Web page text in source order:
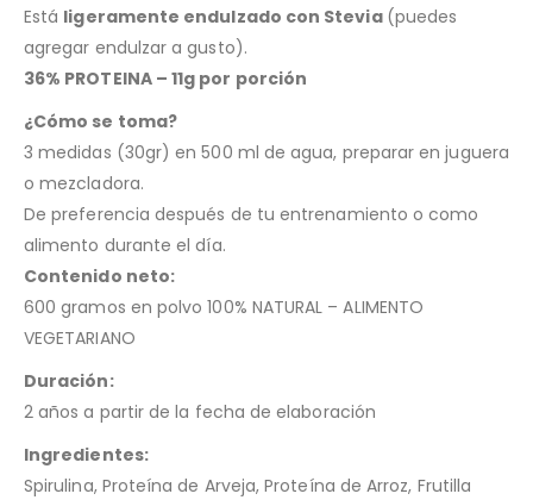
Está ligeramente endulzado con Stevia (puedes
agregar endulzar a gusto).
36% PROTEINA – 11g por porción
¿Cómo se toma?
3 medidas (30gr) en 500 ml de agua, preparar en juguera
o mezcladora.
De preferencia después de tu entrenamiento o como
alimento durante el día.
Contenido neto:
600 gramos en polvo 100% NATURAL – ALIMENTO
VEGETARIANO
Duración:
2 años a partir de la fecha de elaboración
Ingredientes:
Spirulina, Proteína de Arveja, Proteína de Arroz, Frutilla